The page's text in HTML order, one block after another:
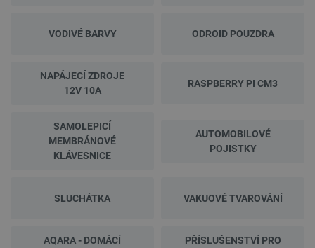
VODIVÉ BARVY ODROID POUZDRA
NAPÁJECÍ ZDROJE
12V 10A
RASPBERRY PI CM3
SAMOLEPICÍ
MEMBRÁNOVÉ
KLÁVESNICE
AUTOMOBILOVÉ
POJISTKY
SLUCHÁTKA VAKUOVÉ TVAROVÁNÍ
AQARA - DOMÁCÍ
PŘÍSLUŠENSTVÍ PRO